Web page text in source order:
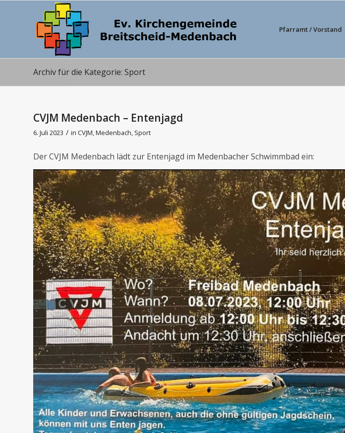
Pfarramt / Vorstand
Archiv für die Kategorie: Sport
CVJM Medenbach – Entenjagd
6. Juli 2023 / in CVJM,Medenbach, Sport
Der CVJM Medenbach lädt zur Entenjagd im Medenbacher Schwimmbad ein: